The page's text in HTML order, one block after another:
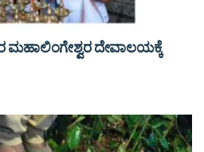
ಮಹಾಲಿಂಗೇಶ್ವರ ದೇವಾಲಯಕ್ಕೆ